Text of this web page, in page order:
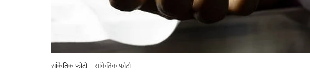
सांकेतिक फोटो सांकेतिक फोटो